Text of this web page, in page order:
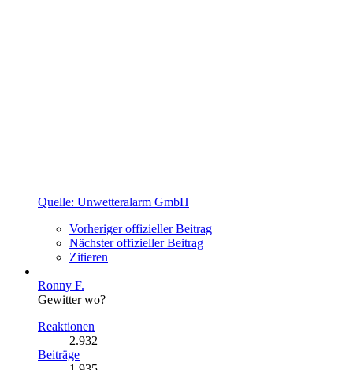
Quelle: Unwetteralarm GmbH
Vorheriger offizieller Beitrag
Nächster offizieller Beitrag
Zitieren
Ronny F.
Gewitter wo?
Reaktionen
2.932
Beiträge